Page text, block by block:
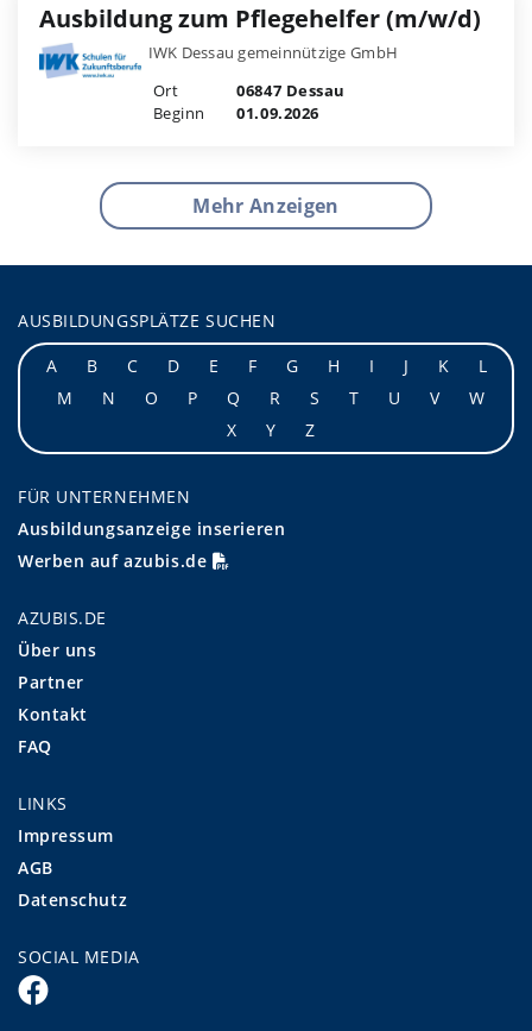
Ausbildung zum Pflegehelfer (m/w/d)
IWK Dessau gemeinnützige GmbH
Ort
06847 Dessau
Beginn
01.09.2026
Mehr Anzeigen
AUSBILDUNGSPLÄTZE SUCHEN
A
B C D E F G H I J K
L
M
N O P Q R S T U V
W
X
Y Z
FÜR UNTERNEHMEN
Ausbildungsanzeige inserieren
Werben auf azubis.de
AZUBIS.DE
Über uns
Partner
Kontakt
FAQ
LINKS
Impressum
AGB
Datenschutz
SOCIAL MEDIA